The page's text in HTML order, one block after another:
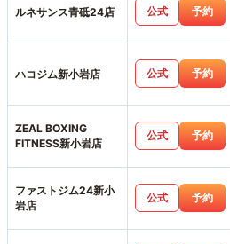
ルネサンス青砥24店 公式 予約
ハコジム新小岩店 公式 予約
ZEAL BOXING
FITNESS新小岩店
公式 予約
ファストジム24新小
岩店
公式 予約